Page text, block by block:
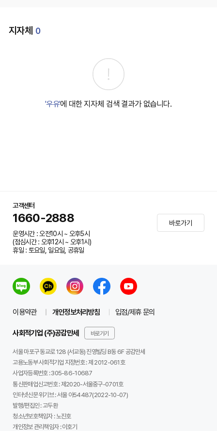
지자체 0
'우유'에 대한 지자체 검색 결과가 없습니다.
고객센터
1660-2888
운영시간 : 오전10시 ~ 오후5시
(점심시간 : 오후12시 ~ 오후1시)
휴일 : 토요일, 일요일, 공휴일
바로가기
이용약관 개인정보처리방침 입점/제휴 문의
사회적기업 (주)공감만세 바로가기
서울 마포구 동교로 128 (서교동) 진영빌딩 B동 6F 공감만세
고용노동부 사회적기업 지정번호 : 제 2012-061호
사업자등록번호 :305-86-10687
통신판매업신고번호 :제2020-서울중구-0701호
인터넷신문 위기브 :서울 아54487(2022-10-07)
발행/편집인 :고두환
청소년보호책임자 :노진호
개인정보 관리책임자 :이호기